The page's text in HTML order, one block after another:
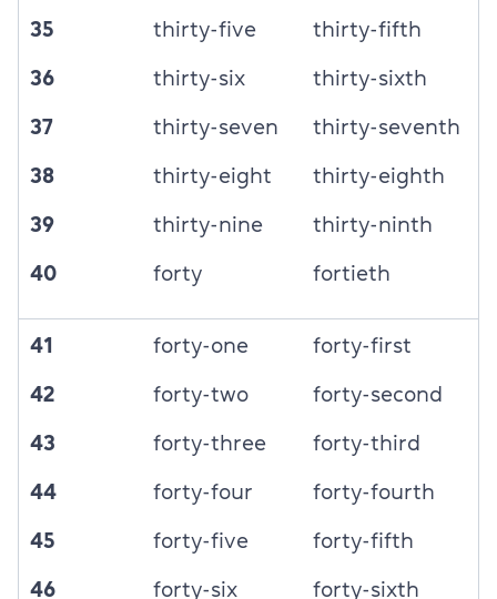
35
36
37
38
39
40
thirty-five
thirty-six
thirty-seven
thirty-eight
thirty-nine
forty
thirty-fifth
thirty-sixth
thirty-seventh
thirty-eighth
thirty-ninth
fortieth
41
42
43
44
45
46
forty-one
forty-two
forty-three
forty-four
forty-five
forty-six
forty-first
forty-second
forty-third
forty-fourth
forty-fifth
forty-sixth